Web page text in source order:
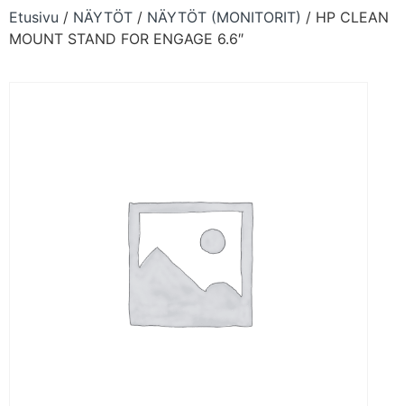
Etusivu / NÄYTÖT / NÄYTÖT (MONITORIT) / HP CLEAN
MOUNT STAND FOR ENGAGE 6.6″